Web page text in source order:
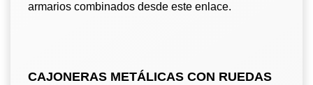
armarios combinados desde este enlace.
CAJONERAS METÁLICAS CON RUEDAS